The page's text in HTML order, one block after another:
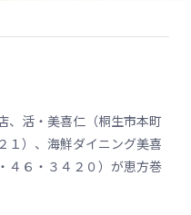
活・美喜仁（桐生市本町
１）、海鮮ダイニング美喜
４６・３４２０）が恵方巻